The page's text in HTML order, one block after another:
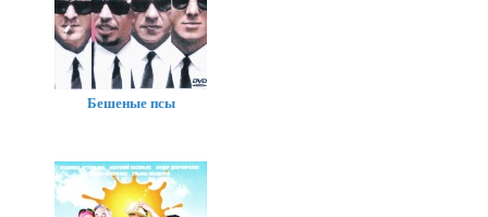
Бешеные псы